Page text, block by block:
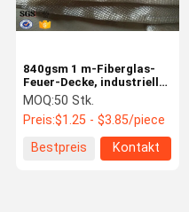
Fabrik-
Ausflug
Trolle
840gsm 1 m-Fiberglas-
Feuer-Decke, industrielle
hitzebeständige Decke
MOQ:50 Stk.
Preis:$1.25 - $3.85/piece
Bestpreis
Kontakt